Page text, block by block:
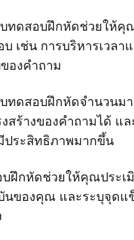
ทดสอบฝึกหัดช่วยให้
เช่น การบริหารเวลา
องคำถาม
ทดสอบฝึกหัดจำนวนม
สร้างของคำถามได้ แ
ประสิทธิภาพมากขึ้น
ฝึกหัดช่วยให้คุณประเ
นของคุณ และระบุจุดแ